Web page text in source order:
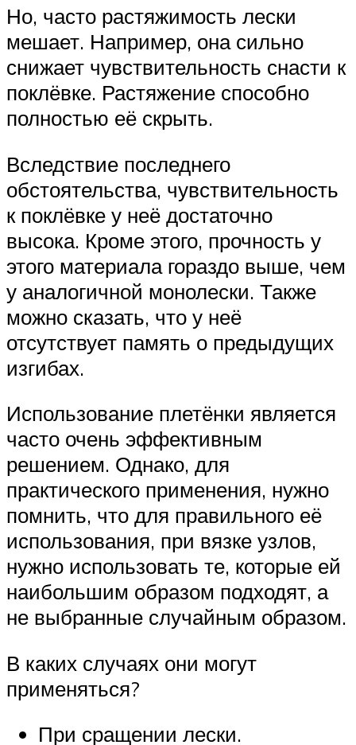
Но, часто растяжимость лески
мешает. Например, она сильно
снижает чувствительность снасти к
поклёвке. Растяжение способно
полностью её скрыть.
Вследствие последнего
обстоятельства, чувствительность
к поклёвке у неё достаточно
высока. Кроме этого, прочность у
этого материала гораздо выше, чем
у аналогичной монолески. Также
можно сказать, что у неё
отсутствует память о предыдущих
изгибах.
Использование плетёнки является
часто очень эффективным
решением. Однако, для
практического применения, нужно
помнить, что для правильного её
использования, при вязке узлов,
нужно использовать те, которые ей
наибольшим образом подходят, а
не выбранные случайным образом.
В каких случаях они могут
применяться?
При сращении лески.